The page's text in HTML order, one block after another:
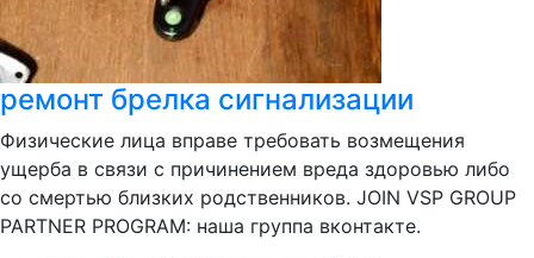
ремонт брелка сигнализации
Физические лица вправе требовать возмещения
ущерба в связи с причинением вреда здоровью либо
со смертью близких родственников. JOIN VSP GROUP
PARTNER PROGRAM: наша группа вконтакте.